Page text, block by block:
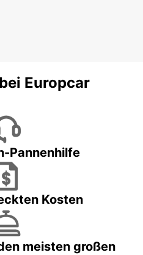
Europcar
Pannenhilfe
Kosten
meisten großen